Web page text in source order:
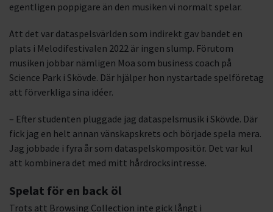
egentligen poppigare än den musiken vi normalt spelar.
Att det var dataspelsvärlden som indirekt gav bandet en
plats i Melodifestivalen 2022 är ingen slump. Förutom
musiken jobbar nämligen Moa som business coach på
Science Park i Skövde. Där hjälper hon nystartade spelföretag
att förverkliga sina idéer.
– Efter studenten pluggade jag dataspelsmusik i Skövde. Där
fick jag en helt annan vänskapskrets och började spela mera.
Jag jobbade i fyra år som dataspelskompositör. Det var kul
att kombinera det med mitt hårdrocksintresse.
Spelat för en back öl
Trots att Browsing Collection inte gick långt i